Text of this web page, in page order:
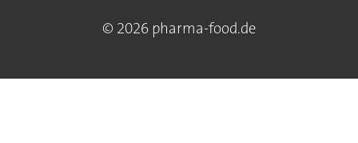
© 2026 pharma-food.de